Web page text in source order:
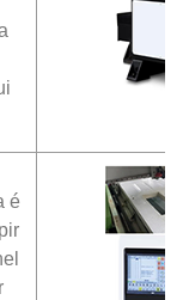
é